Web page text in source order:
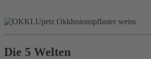
Die 5 Welten